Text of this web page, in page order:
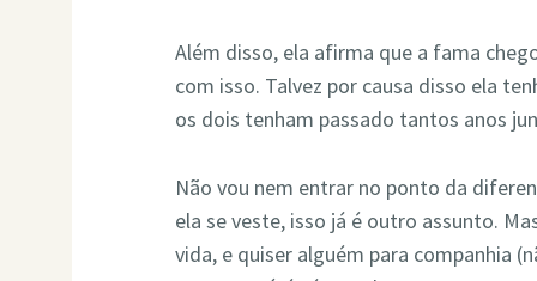
Além disso, ela afirma que a fama
com isso. Talvez por causa disso ela
os dois tenham passado tantos anos
Não vou nem entrar no ponto da
ela se veste, isso já é outro assunto.
vida, e quiser alguém para companhia